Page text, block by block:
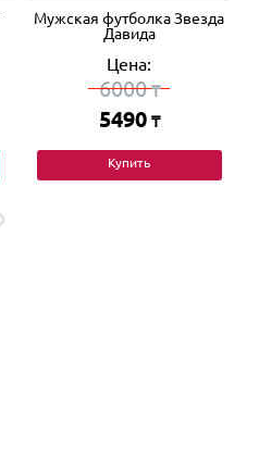
Мужская футболка Звезда
Давида
Цена:
6000₸
5490 ₸
Купить